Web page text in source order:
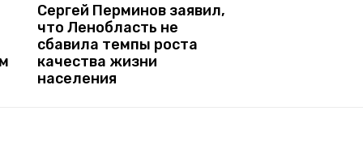
Сергей Перминов заявил,
что Ленобласть не
сбавила темпы роста
качества жизни
населения